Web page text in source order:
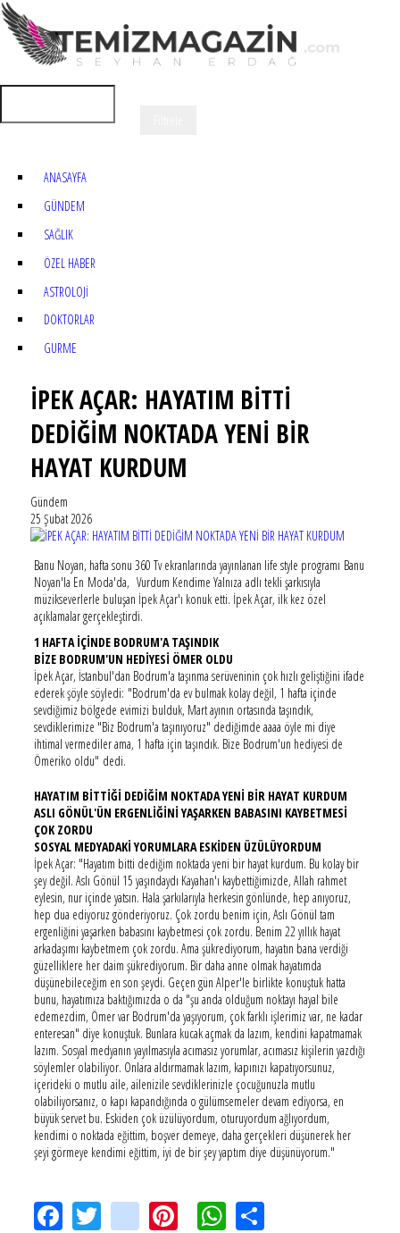
ANASAYFA
GÜNDEM
SAĞLIK
ÖZEL HABER
ASTROLOJİ
DOKTORLAR
GURME
İPEK AÇAR: HAYATIM BİTTİ
DEDİĞİM NOKTADA YENİ BİR
HAYAT KURDUM
Gündem
25 Şubat 2026
Banu Noyan, hafta sonu 360 Tv ekranlarında yayınlanan life style programı Banu
Noyan'la En Moda'da, Vurdum Kendime Yalnıza adlı tekli şarkısıyla
müzikseverlerle buluşan İpek Açar'ı konuk etti. İpek Açar, ilk kez özel
açıklamalar gerçekleştirdi.
1 HAFTA İÇİNDE BODRUM'A TAŞINDIK
BİZE BODRUM'UN HEDİYESİ ÖMER OLDU
İpek Açar, İstanbul'dan Bodrum'a taşınma serüveninin çok hızlı geliştiğini ifade
ederek şöyle söyledi: "Bodrum'da ev bulmak kolay değil, 1 hafta içinde
sevdiğimiz bölgede evimizi bulduk, Mart ayının ortasında taşındık,
sevdiklerimize "Biz Bodrum'a taşınıyoruz" dediğimde aaaa öyle mi diye
ihtimal vermediler ama, 1 hafta için taşındık. Bize Bodrum'un hediyesi de
Ömeriko oldu" dedi.
HAYATIM BİTTİĞİ DEDİĞİM NOKTADA YENİ BİR HAYAT KURDUM
ASLI GÖNÜL'ÜN ERGENLİĞİNİ YAŞARKEN BABASINI KAYBETMESİ
ÇOK ZORDU
SOSYAL MEDYADAKİ YORUMLARA ESKİDEN ÜZÜLÜYORDUM
İpek Açar: "Hayatım bitti dediğim noktada yeni bir hayat kurdum. Bu kolay bir
şey değil. Aslı Gönül 15 yaşındaydı Kayahan'ı kaybettiğimizde, Allah rahmet
eylesin, nur içinde yatsın. Hala şarkılarıyla herkesin gönlünde, hep anıyoruz,
hep dua ediyoruz gönderiyoruz. Çok zordu benim için, Aslı Gönül tam
ergenliğini yaşarken babasını kaybetmesi çok zordu. Benim 22 yıllık hayat
arkadaşımı kaybetmem çok zordu. Ama şükrediyorum, hayatın bana verdiği
güzelliklere her daim şükrediyorum. Bir daha anne olmak hayatımda
düşünebileceğim en son şeydi. Geçen gün Alper'le birlikte konuştuk hatta
bunu, hayatımıza baktığımızda o da "şu anda olduğum noktayı hayal bile
edemezdim, Ömer var Bodrum'da yaşıyorum, çok farklı işlerimiz var, ne kadar
enteresan" diye konuştuk. Bunlara kucak açmak da lazım, kendini kapatmamak
lazım. Sosyal medyanın yayılmasıyla acımasız yorumlar, acımasız kişilerin yazdığı
söylemler olabiliyor. Onlara aldırmamak lazım, kapınızı kapatıyorsunuz,
içerideki o mutlu aile, ailenizile sevdiklerinizle çocuğunuzla mutlu
olabiliyorsanız, o kapı kapandığında o gülümsemeler devam ediyorsa, en
büyük servet bu. Eskiden çok üzülüyordum, oturuyordum ağlıyordum,
kendimi o noktada eğittim, boşver demeye, daha gerçekleri düşünerek her
şeyi görmeye kendimi eğittim, iyi de bir şey yaptım diye düşünüyorum."
FacebookTwitterinstagramPinterestWhatsApp